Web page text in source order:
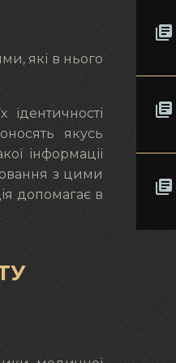
які в нього
якусь
інформації
з цими
допомагає в